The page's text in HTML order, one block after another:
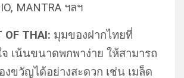
MANTRA ฯลฯ
OF THAI: มุมของฝากไทยที่
จ เน้นขนาดพกพาง่าย ให้สามารถ
งขวัญได้อย่างสะดวก เช่น เมล็ด